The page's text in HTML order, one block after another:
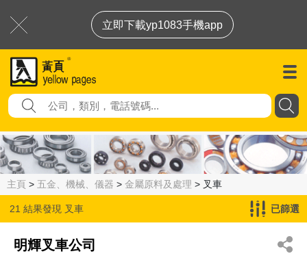
立即下載yp1083手機app
主頁 > 五金、機械、儀器 > 金屬原料及處理 > 叉車
21 結果發現 叉車 已篩選
明輝叉車公司